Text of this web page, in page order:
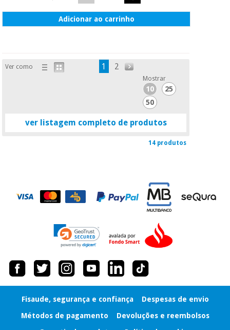
Adicionar ao carrinho
Ver como 1 2
Mostrar
10
25
50
ver listagem completo de produtos
14 produtos
Fisaude, segurança e confiança
Despesas de envio
Métodos de pagamento
Devoluções e reembolsos